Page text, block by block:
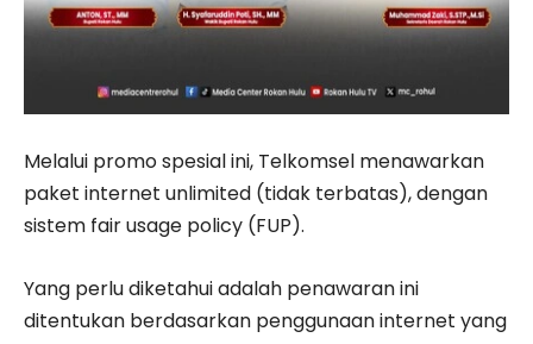
Melalui promo spesial ini, Telkomsel menawarkan
paket internet unlimited (tidak terbatas), dengan
sistem fair usage policy (FUP).
Yang perlu diketahui adalah penawaran ini
ditentukan berdasarkan penggunaan internet yang